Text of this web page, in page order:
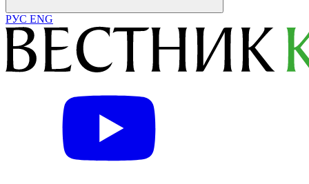
РУС ENG